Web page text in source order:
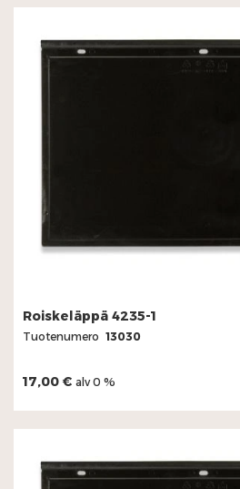
Roiskeläppä 4235-1
Tuotenumero 13030
17,00 € alv 0 %